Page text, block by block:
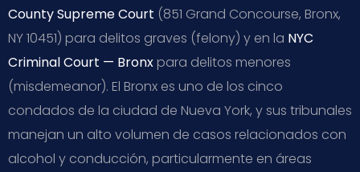
County Supreme Court (851 Grand Concourse, Bronx,
NY 10451) para delitos graves (felony) y en la NYC
Criminal Court — Bronx para delitos menores
(misdemeanor). El Bronx es uno de los cinco
condados de la ciudad de Nueva York, y sus tribunales
manejan un alto volumen de casos relacionados con
alcohol y conducción, particularmente en áreas